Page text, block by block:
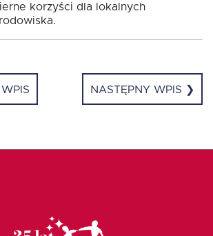
korzyści dla lokalnych
NASTĘPNY WPIS ❯